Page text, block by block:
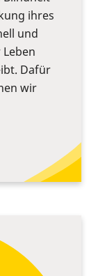
ihres
und
Dafür
wir